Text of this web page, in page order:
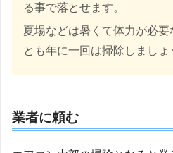
る事で落とせます。
夏場などは暑くて体力が必要
とも年に一回は掃除しましょ
業者に頼む